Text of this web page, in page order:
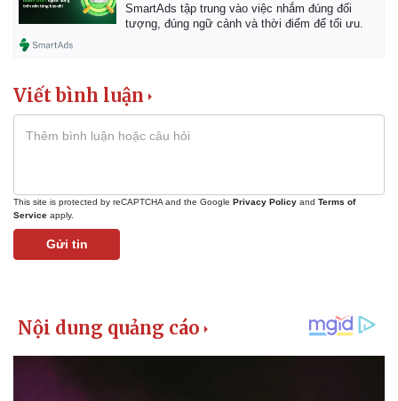
Pháp luật
Vụ án
Tin nóng
SmartAds tập trung vào việc nhắm đúng đối
tượng, đúng ngữ cảnh và thời điểm để tối ưu.
Viết bình luận
This site is protected by reCAPTCHA and the Google Privacy Policy and Terms of
Service apply.
Gửi tin